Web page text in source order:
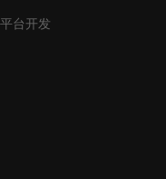
平台开发